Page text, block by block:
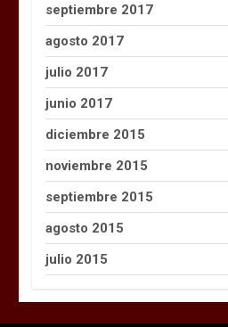
septiembre 2017
agosto 2017
julio 2017
junio 2017
diciembre 2015
noviembre 2015
septiembre 2015
agosto 2015
julio 2015